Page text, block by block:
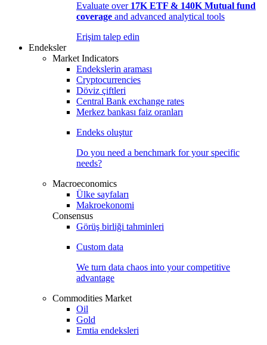
Evaluate over 17K ETF & 140K Mutual fund
coverage and advanced analytical tools
Erişim talep edin
Endeksler
Market Indicators
Endekslerin araması
Cryptocurrencies
Döviz çiftleri
Central Bank exchange rates
Merkez bankası faiz oranları
Endeks oluştur
Do you need a benchmark for your specific
needs?
Macroeconomics
Ülke sayfaları
Makroekonomi
Consensus
Görüş birliği tahminleri
Custom data
We turn data chaos into your competitive
advantage
Commodities Market
Oil
Gold
Emtia endeksleri